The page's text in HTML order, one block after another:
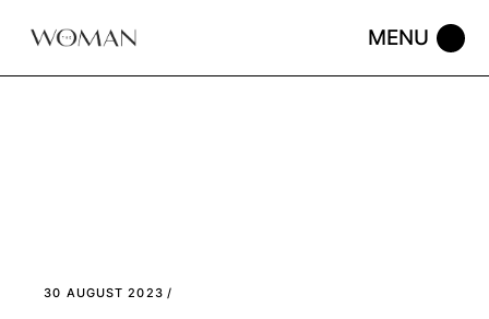
30 AUGUST 2023